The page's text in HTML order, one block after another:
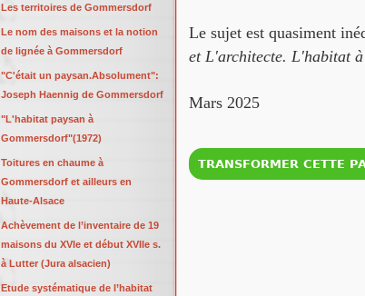
Le sujet est quasiment
et L'architecte. L'habitat
Mars 2025
Les territoires de Gommersdorf
Le nom des maisons et la notion
de lignée à Gommersdorf
"C'était un paysan.Absolument":
Joseph Haennig de Gommersdorf
"L'habitat paysan à
Gommersdorf"(1972)
Toitures en chaume à
Gommersdorf et ailleurs en
Haute-Alsace
Achèvement de l’inventaire de 19
maisons du XVIe et début XVIIe s.
à Lutter (Jura alsacien)
Etude systématique de l’habitat